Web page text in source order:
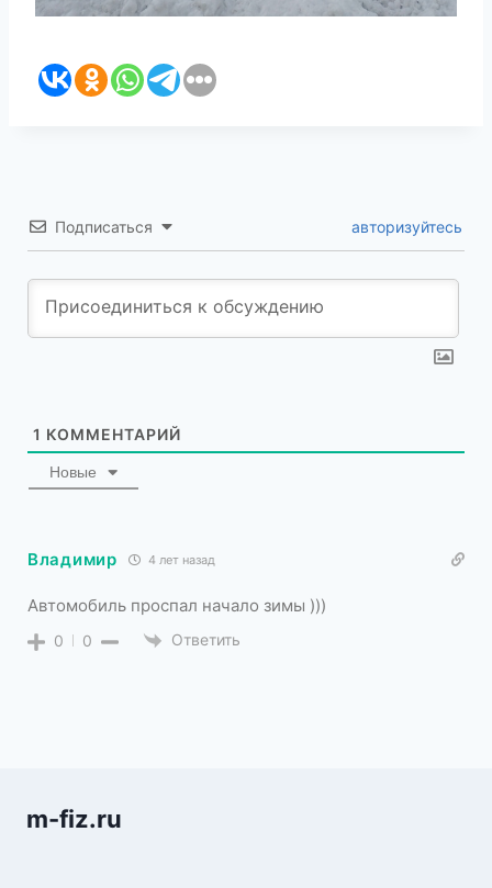
Подписаться авторизуйтесь
1 КОММЕНТАРИЙ
Новые
Владимир 4 лет назад
Автомобиль проспал начало зимы )))
0 0 Ответить
m-fiz.ru